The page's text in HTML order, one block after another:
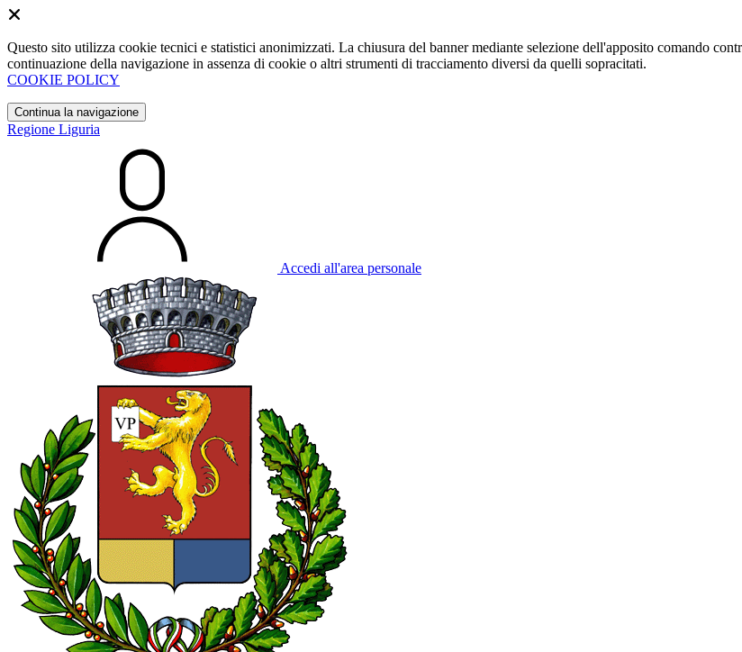
Questo sito utilizza cookie tecnici e statistici anonimizzati. La chiusura del banner mediante selezione dell'apposito comando
continuazione della navigazione in assenza di cookie o altri strumenti di tracciamento diversi da quelli sopracitati.
COOKIE POLICY
Continua la navigazione
Regione Liguria
Accedi all'area personale